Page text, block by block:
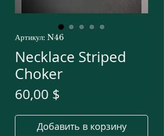
Артикул: N46
Necklace Striped
Choker
60,00 $
Добавить в корзину